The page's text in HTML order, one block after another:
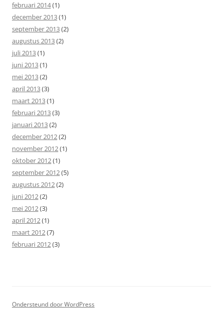
februari 2014(1)
december 2013(1)
september 2013(2)
augustus 2013(2)
juli 2013(1)
juni 2013(1)
mei 2013(2)
april 2013(3)
maart 2013(1)
februari 2013(3)
januari 2013(2)
december 2012(2)
november 2012(1)
oktober 2012(1)
september 2012(5)
augustus 2012(2)
juni 2012(2)
mei 2012(3)
april 2012(1)
maart 2012(7)
februari 2012(3)
Ondersteund door WordPress